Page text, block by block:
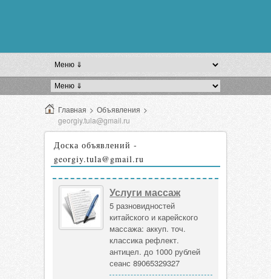
Главная > Объявления >
georgiy.tula@gmail.ru
Доска объявлений -
georgiy.tula@gmail.ru
Услуги массаж
5 разновидностей
китайского и карейского
массажа: аккуп. точ.
классика рефлект.
антицел. до 1000 рублей
сеанс 89065329327